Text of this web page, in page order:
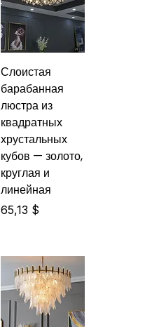
Слоистая
барабанная
люстра из
квадратных
хрустальных
кубов — золото,
круглая и
линейная
Цена
65,13 $